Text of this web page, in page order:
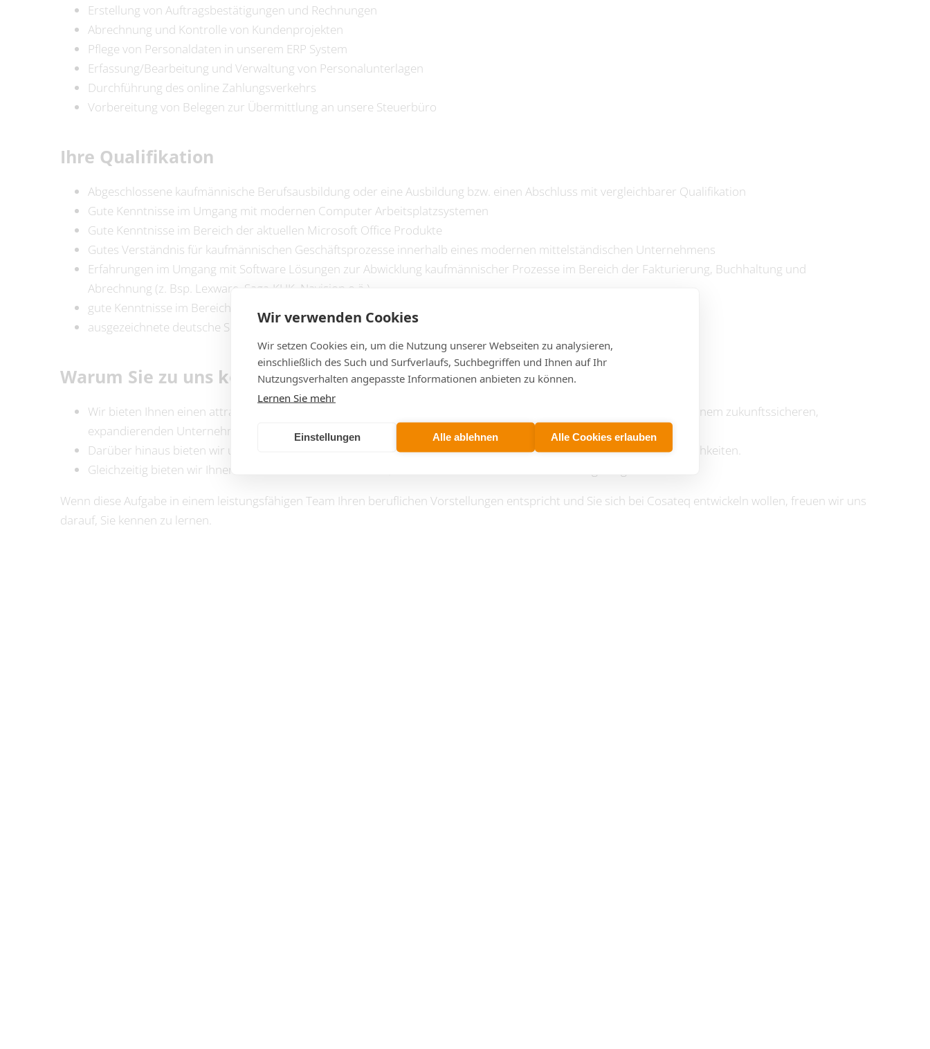
Wir verwenden Cookies
Wir setzen Cookies ein, um die Nutzung unserer Webseiten zu analysieren,
einschließlich des Such und Surfverlaufs, Suchbegriffen und Ihnen auf Ihr
Nutzungsverhalten angepasste Informationen anbieten zu können.
Lernen Sie mehr
Einstellungen Alle ablehnen Alle Cookies erlauben
Erstellung von Auftragsbestätigungen und Rechnungen
Abrechnung und Kontrolle von Kundenprojekten
Pflege von Personaldaten in unserem ERP System
Erfassung/Bearbeitung und Verwaltung von Personalunterlagen
Durchführung des online Zahlungsverkehrs
Vorbereitung von Belegen zur Übermittlung an unsere Steuerbüro
Ihre Qualifikation
Abgeschlossene kaufmännische Berufsausbildung oder eine Ausbildung bzw. einen Abschluss mit vergleichbarer Qualifikation
Gute Kenntnisse im Umgang mit modernen Computer Arbeitsplatzsystemen
Gute Kenntnisse im Bereich der aktuellen Microsoft Office Produkte
Gutes Verständnis für kaufmännischen Geschäftsprozesse innerhalb eines modernen mittelständischen Unternehmens
Erfahrungen im Umgang mit Software Lösungen zur Abwicklung kaufmännischer Prozesse im Bereich der Fakturierung, Buchhaltung und
Abrechnung (z. Bsp. Lexware, Saga-KHK, Navision o.ä.)
gute Kenntnisse im Bereich der Büroorganisation
ausgezeichnete deutsche Sprachkenntnisse in Wort und Schrift
Warum Sie zu uns kommen sollten
Wir bieten Ihnen einen attraktiven Arbeitsplatz im Rahmen einer Teilzeitbeschäftigung mit flexiblen Arbeitszeiten in einem zukunftssicheren,
expandierenden Unternehmen.
Darüber hinaus bieten wir unseren Mitarbeitern eine leistungsgerechte Vergütung und vielfältige Fortbildungsmöglichkeiten.
Gleichzeitig bieten wir Ihnen ein attraktives Arbeitsumfeld, interessante Karriere- und Entwicklungsmöglichkeiten.
Wenn diese Aufgabe in einem leistungsfähigen Team Ihren beruflichen Vorstellungen entspricht und Sie sich bei Cosateq entwickeln wollen, freuen wir uns
darauf, Sie kennen zu lernen.